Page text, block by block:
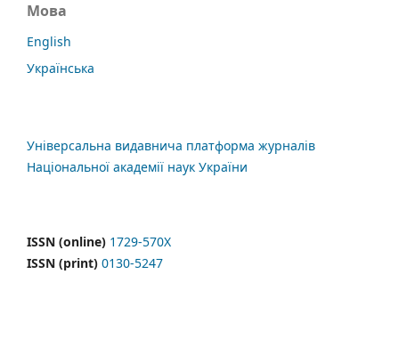
Мова
English
Українська
Універсальна видавнича платформа журналів
Національної академії наук України
ISSN (online) 1729-570X
ISSN (print) 0130-5247